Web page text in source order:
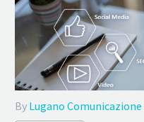
By Lugano Comunicazione